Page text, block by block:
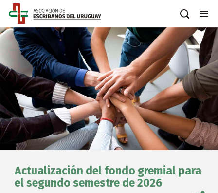
Actualización del fondo gremial para
el segundo semestre de 2026